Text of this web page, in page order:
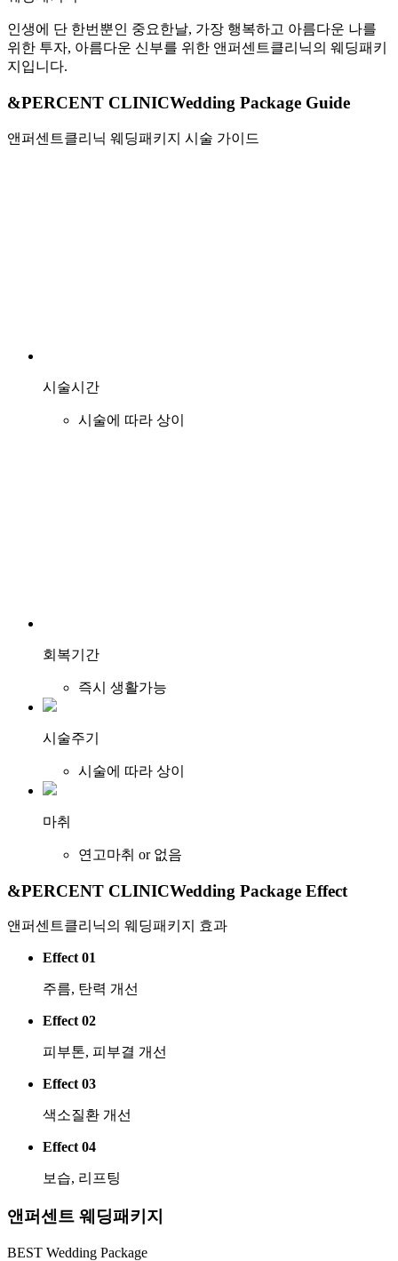
인생에 단 한번뿐인 중요한날, 가장 행복하고 아름다운 나를
위한 투자, 아름다운 신부를 위한 앤퍼센트클리닉의 웨딩패키
지입니다.
&PERCENT CLINICWedding Package Guide
앤퍼센트클리닉 웨딩패키지 시술 가이드
시술시간
시술에 따라 상이
회복기간
즉시 생활가능
시술주기
시술에 따라 상이
마취
연고마취 or 없음
&PERCENT CLINICWedding Package Effect
앤퍼센트클리닉의 웨딩패키지 효과
Effect 01
주름, 탄력 개선
Effect 02
피부톤, 피부결 개선
Effect 03
색소질환 개선
Effect 04
보습, 리프팅
앤퍼센트 웨딩패키지
BEST Wedding Package